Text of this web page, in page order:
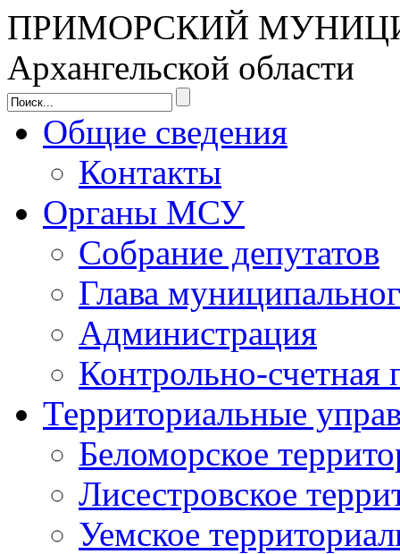
ПРИМОРСКИЙ
Архангельской области
Общие сведения
Контакты
Органы МСУ
Собрание депутатов
Глава
Администрация
Контрольно-счетная
Территориальные
Беломорское
Лисестровское
Уемское